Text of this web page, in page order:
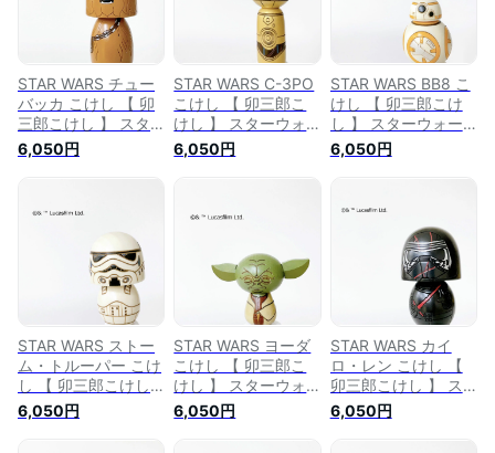
STAR WARS チュー
バッカ こけし 【 卯
三郎こけし 】 スタ
ーウォーズ プレゼン
ト ギフト かわいい
父の日 贈り物 置物
グッズ スターウォー
ズ キャラクター ラ
イトセイバー フィギ
ュア ハン・ソロ 卯
三郎 こけし
6,050円
STAR WARS C-3PO
こけし 【 卯三郎こ
けし 】 スターウォ
ーズ プレゼント ギ
フト かわいい おう
テリア 木製 日本製
贈り物 置物 グッズ
スターウォーズ キャ
ラクター ライトセイ
バー フィギュア ハ
ン・ソロ
6,050円
STAR WARS BB8 こ
けし 【 卯三郎こけ
し 】 スターウォー
ズ プレゼント ギフ
ト かわいい おうち
テリア 木製 卯三郎
こけし 日本製 伝統
工芸品 父の日 贈り
物 置物 グッズ スタ
ーウォーズ キャラク
ター ライトセイバー
フィギュア ルーク
6,050円
STAR WARS ストー
ム・トルーパー こけ
し 【 卯三郎こけし
】 スターウォーズ
プレゼント ギフト
6,050円
STAR WARS ヨーダ
こけし 【 卯三郎こ
けし 】 スターウォ
ーズ プレゼント ギ
フト かわいい おう
6,050円
STAR WARS カイ
ロ・レン こけし 【
卯三郎こけし 】 ス
ターウォーズ プレゼ
ント ギフト かわい
6,050円